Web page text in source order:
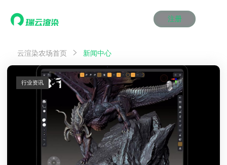
注册
产品服务
效果图渲染
云制作
云渲染管理系统
瑞兔百宝箱
AI视频插帧
效果图渲染
云制作
云渲染管理系统
瑞兔百宝箱
AI视频插帧
效果图渲染
云制作
云渲染管理系统
瑞兔百宝箱
AI视频插帧
效果图渲染
云制作
云渲染管理系统
瑞兔百宝箱
AI视频插帧
效果图渲染
云制作
云渲染管理系统
瑞兔百宝箱
AI视频插帧
效果图渲染
云制作
云渲染管理系统
瑞兔百宝箱
AI视频插帧
Maya云渲染方案
3ds Max云渲染方案
Cinema 4D云渲染方案
Blender 云渲染方案
Maya AI渲染方案
Maya云渲染方案
3ds Max云渲染方案
Cinema 4D云渲染方案
Blender 云渲染方案
Maya AI渲染方案
Maya云渲染方案
3ds Max云渲染方案
Cinema 4D云渲染方案
Blender 云渲染方案
Maya AI渲染方案
Maya云渲染方案
3ds Max云渲染方案
Cinema 4D云渲染方案
Blender 云渲染方案
Maya AI渲染方案
Maya云渲染方案
3ds Max云渲染方案
Cinema 4D云渲染方案
Blender 云渲染方案
Maya AI渲染方案
Maya云渲染方案
3ds Max云渲染方案
Cinema 4D云渲染方案
Blender 云渲染方案
Maya AI渲染方案
动画价格
效果图价格
动画价格
效果图价格
动画价格
效果图价格
动画价格
效果图价格
动画价格
效果图价格
动画价格
效果图价格
云渲染农场首页 新闻中心
行业资讯